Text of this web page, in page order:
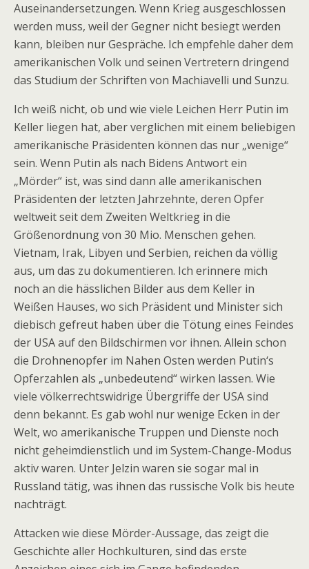
Auseinandersetzungen. Wenn Krieg ausgeschlossen
werden muss, weil der Gegner nicht besiegt werden
kann, bleiben nur Gespräche. Ich empfehle daher dem
amerikanischen Volk und seinen Vertretern dringend
das Studium der Schriften von Machiavelli und Sunzu.
Ich weiß nicht, ob und wie viele Leichen Herr Putin im
Keller liegen hat, aber verglichen mit einem beliebigen
amerikanische Präsidenten können das nur „wenige“
sein. Wenn Putin als nach Bidens Antwort ein
„Mörder“ ist, was sind dann alle amerikanischen
Präsidenten der letzten Jahrzehnte, deren Opfer
weltweit seit dem Zweiten Weltkrieg in die
Größenordnung von 30 Mio. Menschen gehen.
Vietnam, Irak, Libyen und Serbien, reichen da völlig
aus, um das zu dokumentieren. Ich erinnere mich
noch an die hässlichen Bilder aus dem Keller in
Weißen Hauses, wo sich Präsident und Minister sich
diebisch gefreut haben über die Tötung eines Feindes
der USA auf den Bildschirmen vor ihnen. Allein schon
die Drohnenopfer im Nahen Osten werden Putin‘s
Opferzahlen als „unbedeutend“ wirken lassen. Wie
viele völkerrechtswidrige Übergriffe der USA sind
denn bekannt. Es gab wohl nur wenige Ecken in der
Welt, wo amerikanische Truppen und Dienste noch
nicht geheimdienstlich und im System-Change-Modus
aktiv waren. Unter Jelzin waren sie sogar mal in
Russland tätig, was ihnen das russische Volk bis heute
nachträgt.
Attacken wie diese Mörder-Aussage, das zeigt die
Geschichte aller Hochkulturen, sind das erste